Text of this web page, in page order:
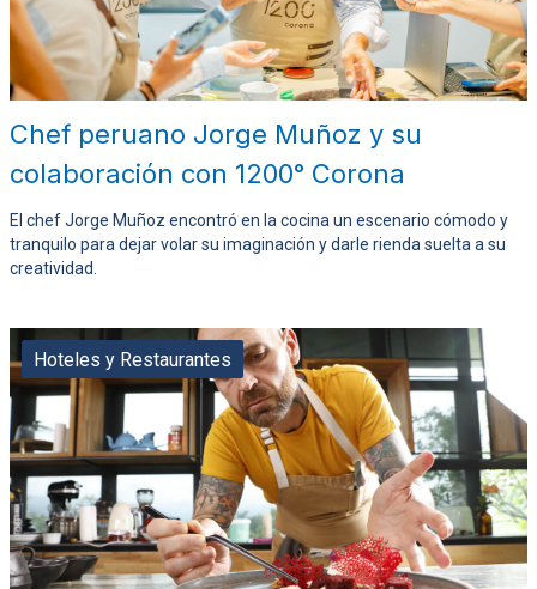
Chef peruano Jorge Muñoz y su
colaboración con 1200° Corona
El chef Jorge Muñoz encontró en la cocina un escenario cómodo y
tranquilo para dejar volar su imaginación y darle rienda suelta a su
creatividad.
Hoteles y Restaurantes